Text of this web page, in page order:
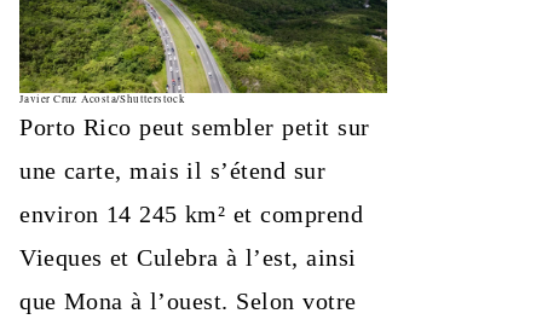
Javier Cruz Acosta/Shutterstock
Porto Rico peut sembler petit sur
une carte, mais il s’étend sur
environ 14 245 km² et comprend
Vieques et Culebra à l’est, ainsi
que Mona à l’ouest. Selon votre